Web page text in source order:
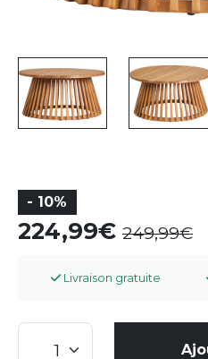
- 10%
224,99 249,99
Livraison gratuite